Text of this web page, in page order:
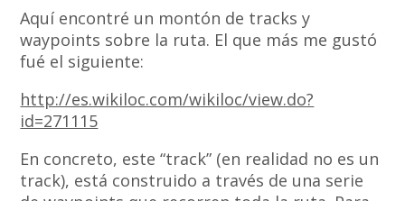
Aquí encontré un montón de tracks y
waypoints sobre la ruta. El que más me gustó
fué el siguiente:
http://es.wikiloc.com/wikiloc/view.do?
id=271115
En concreto, este “track” (en realidad no es un
track), está construido a través de una serie